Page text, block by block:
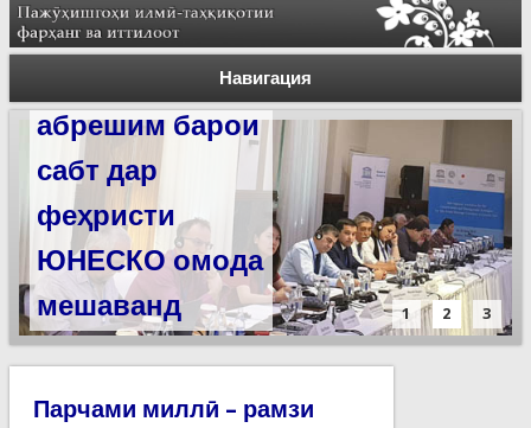
Навигация
Силсилаи
ёдгориҳои роҳи
абрешим барои
сабт дар
феҳристи
ЮНЕСКО омода
мешаванд
1 2 3
Парчами миллӣ – рамзи